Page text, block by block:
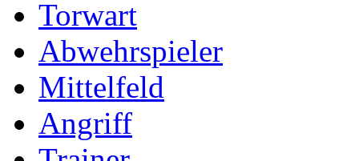
Torwart
Abwehrspieler
Mittelfeld
Angriff